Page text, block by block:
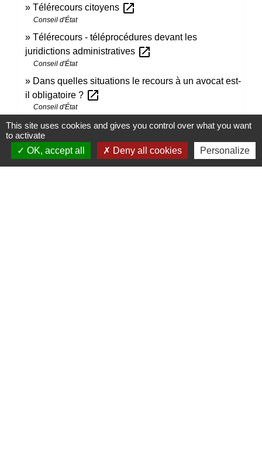
Télérecours citoyens open_in_new
Conseil d'État
Télérecours - téléprocédures devant les
juridictions administratives open_in_new
Conseil d'État
Dans quelles situations le recours à un avocat est-
il obligatoire ? open_in_new
Conseil d'État
Signaler une erreur sur cette page
This site uses cookies and gives you control over what you want
to activate
OK, accept all
Deny all cookies Personalize